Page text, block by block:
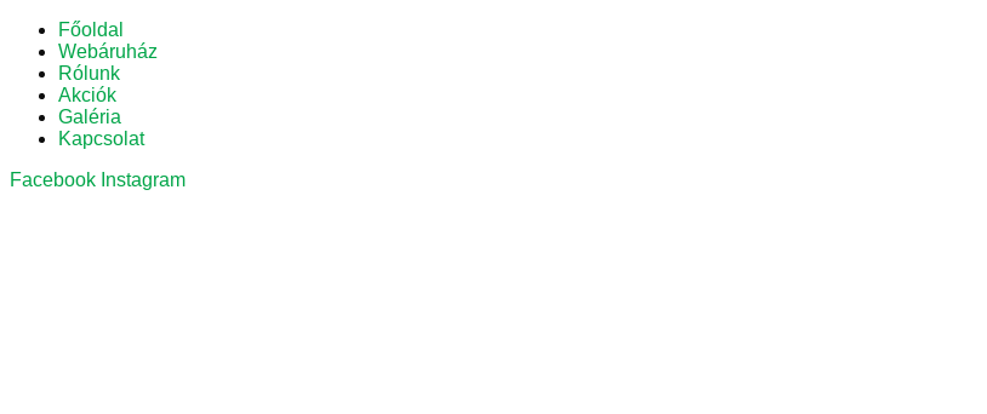
Főoldal
Webáruház
Rólunk
Akciók
Galéria
Kapcsolat
Facebook Instagram